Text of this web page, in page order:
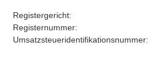
Registergericht:
Registernummer:
Umsatzsteueridentifikationsnummer: